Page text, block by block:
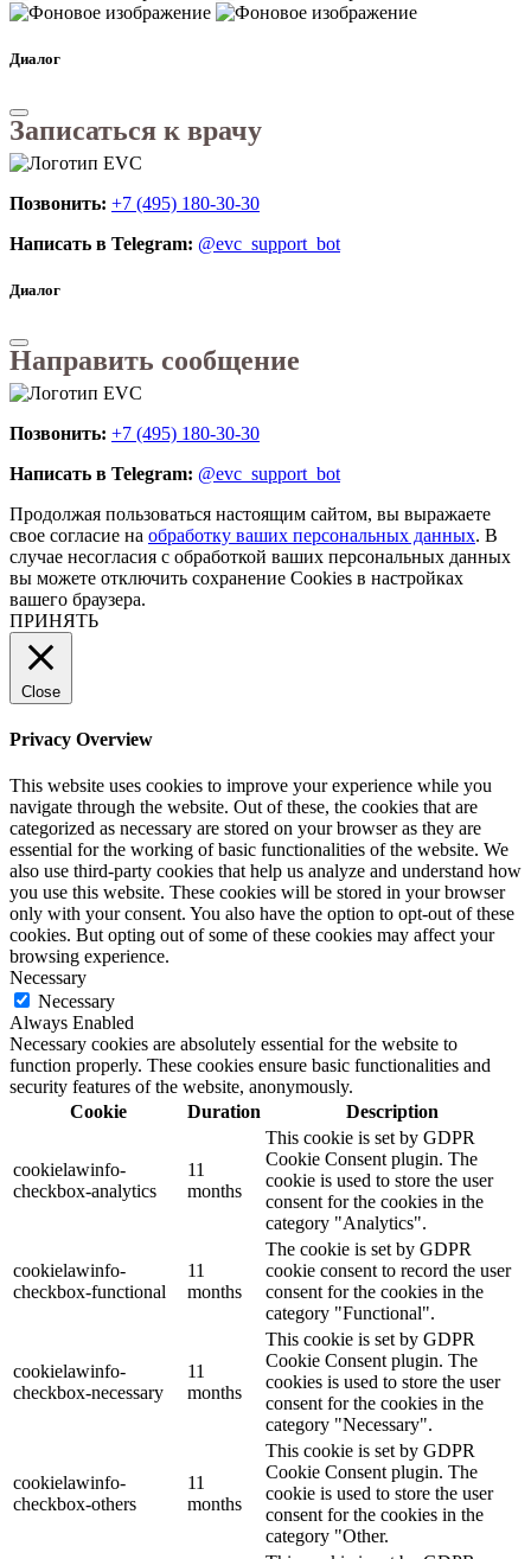
Диалог
Записаться к врачу
Позвонить: +7 (495) 180-30-30
Написать в Telegram: @evc_support_bot
Диалог
Направить сообщение
Позвонить: +7 (495) 180-30-30
Написать в Telegram: @evc_support_bot
Продолжая пользоваться настоящим сайтом, вы выражаете
свое согласие на обработку ваших персональных данных. В
случае несогласия с обработкой ваших персональных данных
вы можете отключить сохранение Cookies в настройках
вашего браузера.
ПРИНЯТЬ
Close
Privacy Overview
This website uses cookies to improve your experience while you
navigate through the website. Out of these, the cookies that are
categorized as necessary are stored on your browser as they are
essential for the working of basic functionalities of the website. We
also use third-party cookies that help us analyze and understand how
you use this website. These cookies will be stored in your browser
only with your consent. You also have the option to opt-out of these
cookies. But opting out of some of these cookies may affect your
browsing experience.
Necessary
Necessary
Always Enabled
Necessary cookies are absolutely essential for the website to
function properly. These cookies ensure basic functionalities and
security features of the website, anonymously.
Cookie
Duration Description
cookielawinfo-
checkbox-analytics
11
months
This cookie is set by GDPR
Cookie Consent plugin. The
cookie is used to store the user
consent for the cookies in the
category "Analytics".
cookielawinfo-
checkbox-functional
11
months
The cookie is set by GDPR
cookie consent to record the user
consent for the cookies in the
category "Functional".
cookielawinfo-
checkbox-necessary
11
months
This cookie is set by GDPR
Cookie Consent plugin. The
cookies is used to store the user
consent for the cookies in the
category "Necessary".
cookielawinfo-
checkbox-others
11
months
This cookie is set by GDPR
Cookie Consent plugin. The
cookie is used to store the user
consent for the cookies in the
category "Other.